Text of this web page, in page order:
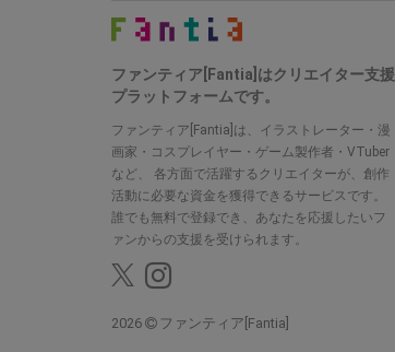
ファンティア[Fantia]はクリエイター支援
プラットフォームです。
ファンティア[Fantia]は、イラストレーター・漫
画家・コスプレイヤー・ゲーム製作者・VTuber
など、 各方面で活躍するクリエイターが、創作
活動に必要な資金を獲得できるサービスです。
誰でも無料で登録でき、あなたを応援したいフ
ァンからの支援を受けられます。
2026 ファンティア[Fantia]